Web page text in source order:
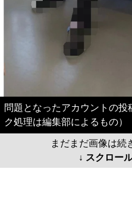
問題となったアカウントの
ク処理は編集部によるもの）
まだまだ画像は続
↓ スクロー